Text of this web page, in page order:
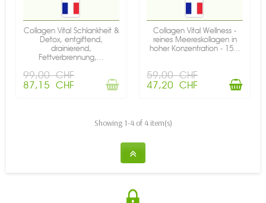
Collagen Vital Schlankheit &
Detox, entgiftend,
drainierend,
Fettverbrennung,...
99,00 CHF
87,15 CHF
Collagen Vital Wellness -
reines Meereskollagen in
hoher Konzentration - 15...
59,00 CHF
47,20 CHF
Showing 1-4 of 4 item(s)